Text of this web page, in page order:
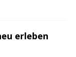
erleben